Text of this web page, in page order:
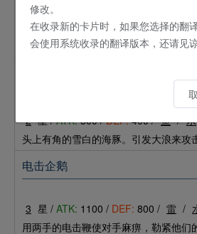
3 星 /ATK:900 /DEF:600 / 恶魔 /
从让人毛骨悚然的眼睛放出邪恶的光，
2 星 /ATK:500 /DEF:400 / 鱼 / 水
头上有角的雪白的海豚。引发大浪来攻
电击企鹅
3 星 / ATK: 1100 / DEF: 800 / 雷 /
用两手的电击鞭使对手麻痹，勒紧他们
修改。
在收录新的卡片时，如果您选择的翻
会使用系统收录的翻译版本，还请见谅